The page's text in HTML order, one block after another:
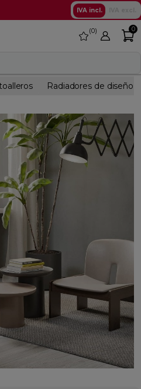
IVA incl.
favorite
0 0
Radiadores de diseño